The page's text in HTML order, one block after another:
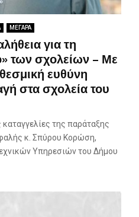
ΜΕΓΑΡΑ
για τη
των σχολείων – Με
ευθύνη
στα σχολεία του
της παράταξης
κ. Σπύρου Κορώση,
Υπηρεσιών του Δήμου